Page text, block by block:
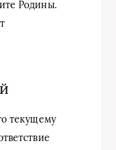
Родины.
текущему